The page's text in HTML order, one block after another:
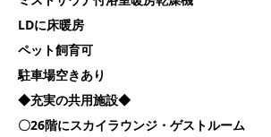
LDに床暖房
ペット飼育可
駐車場空きあり
◆充実の共用施設◆
〇26階にスカイラウンジ・ゲストルーム